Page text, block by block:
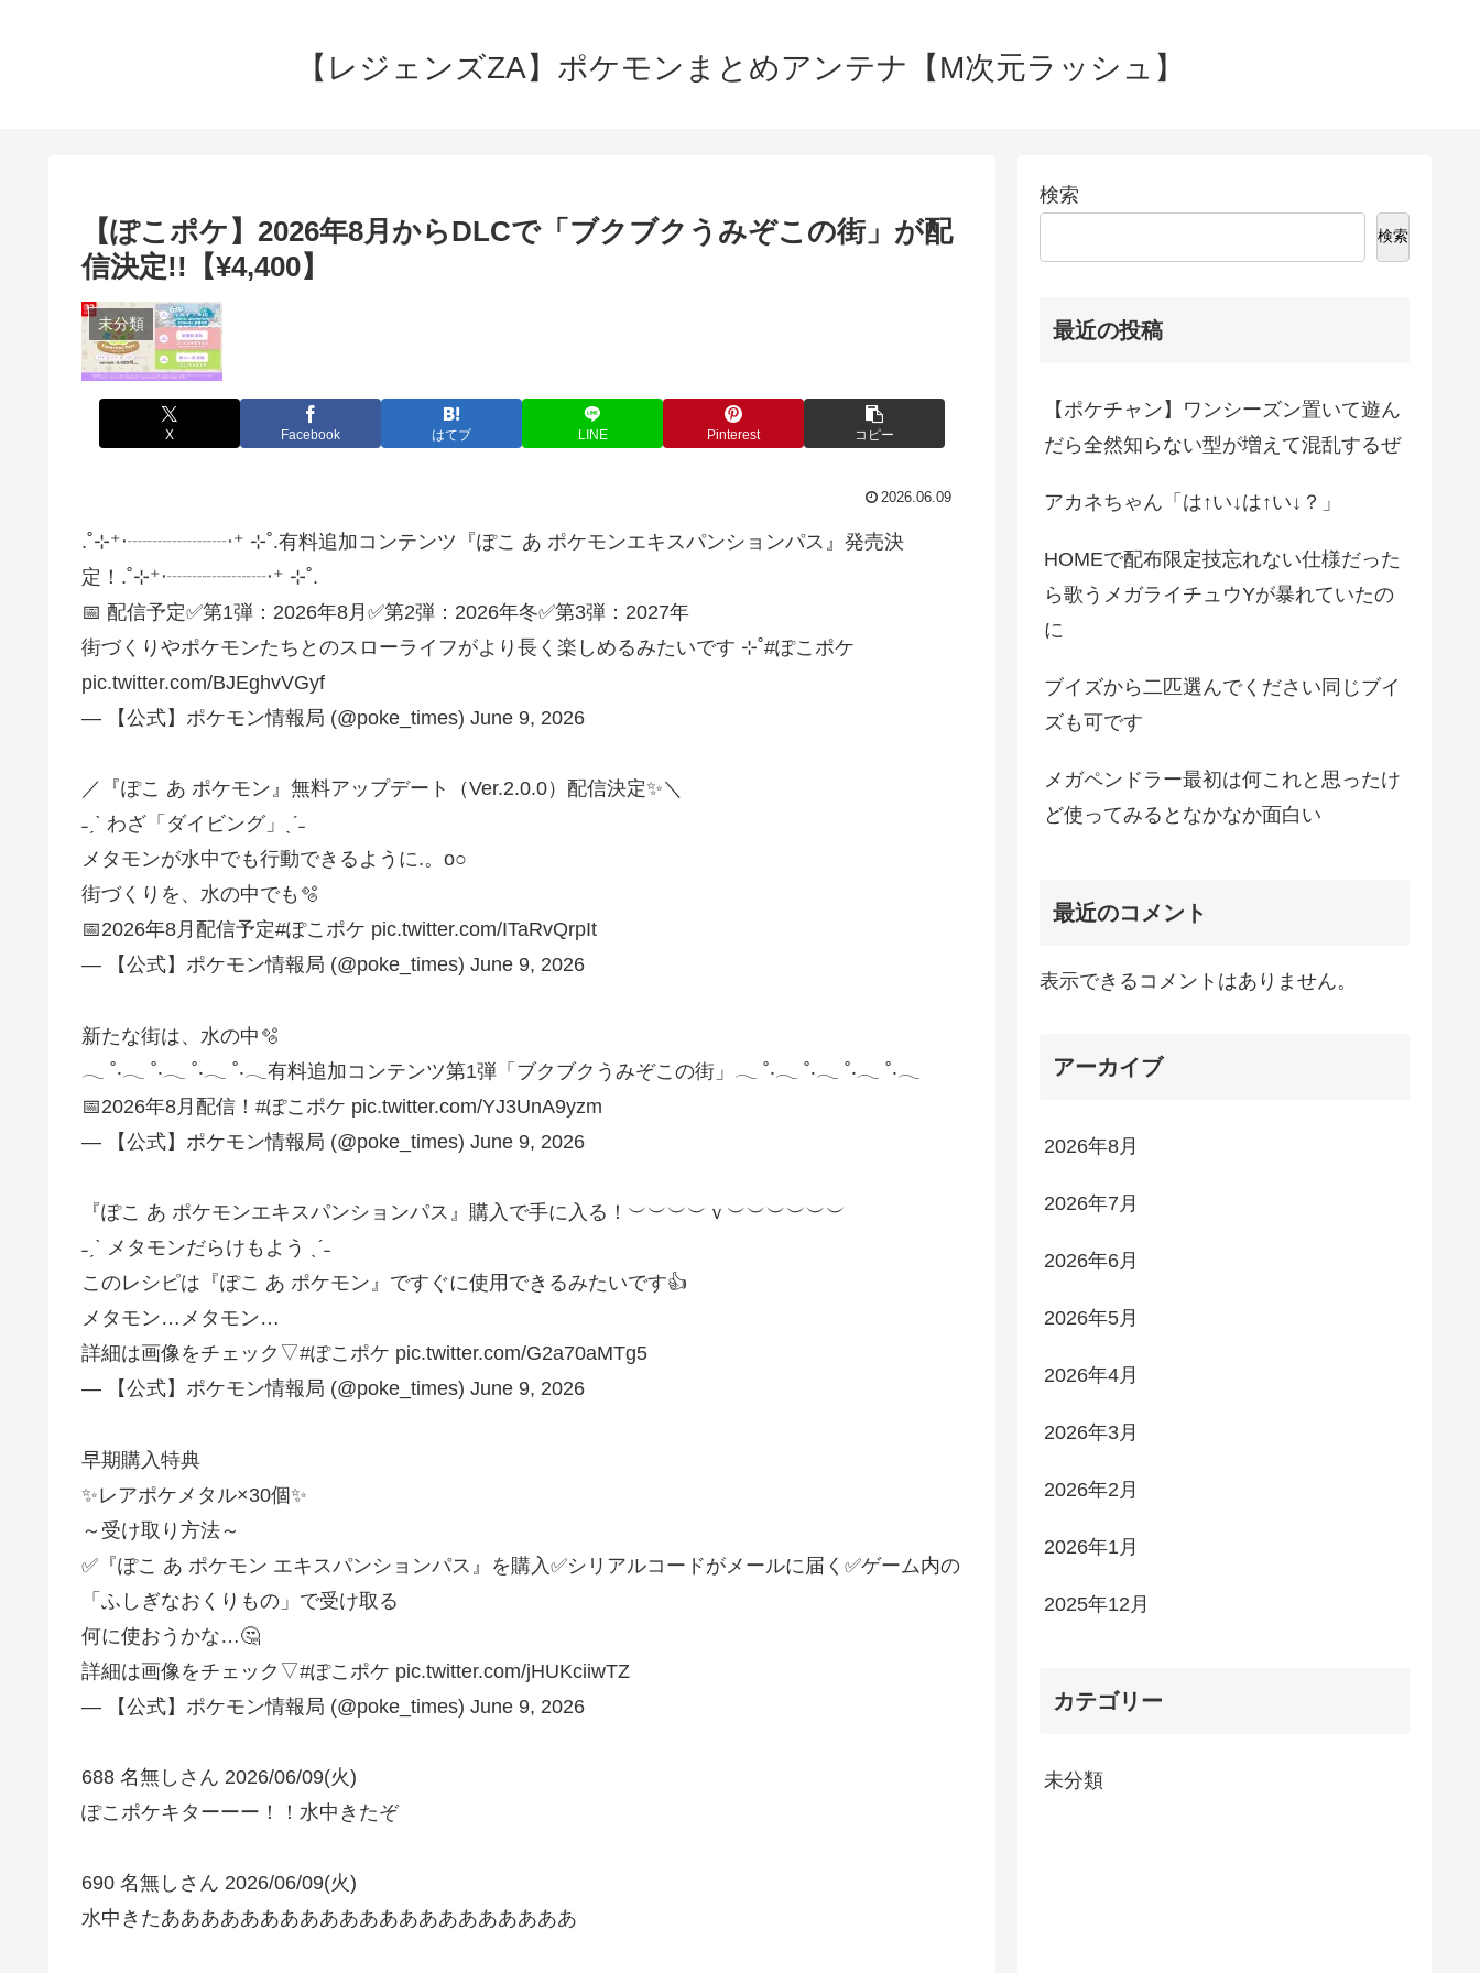
【レジェンズZA】ポケモンまとめアンテナ【M次元ラッシュ】
【ぽこポケ】2026年8月からDLCで「ブクブクうみぞこの街」が配
信決定!!【¥4,400】
未分類
X Facebook はてブ LINE Pinterest コピー
2026.06.09
.˚⊹⁺‧┈┈┈┈┈‧⁺ ⊹˚.有料追加コンテンツ『ぽこ あ ポケモンエキスパンションパス』発売決
定！.˚⊹⁺‧┈┈┈┈┈‧⁺ ⊹˚.
📅 配信予定✅第1弾：2026年8月✅第2弾：2026年冬✅第3弾：2027年
街づくりやポケモンたちとのスローライフがより長く楽しめるみたいです ⊹˚#ぽこポケ
pic.twitter.com/BJEghvVGyf
— 【公式】ポケモン情報局 (@poke_times) June 9, 2026
／『ぽこ あ ポケモン』無料アップデート（Ver.2.0.0）配信決定✨＼
˗ˏˋ わざ「ダイビング」ˎˊ˗
メタモンが水中でも行動できるように.。o○
街づくりを、水の中でも🫧
📅2026年8月配信予定#ぽこポケ pic.twitter.com/ITaRvQrpIt
— 【公式】ポケモン情報局 (@poke_times) June 9, 2026
新たな街は、水の中🫧
𓂃 ˚‧𓂃 ˚‧𓂃 ˚‧𓂃 ˚‧𓂃有料追加コンテンツ第1弾「ブクブクうみぞこの街」𓂃 ˚‧𓂃 ˚‧𓂃 ˚‧𓂃 ˚‧𓂃
📅2026年8月配信！#ぽこポケ pic.twitter.com/YJ3UnA9yzm
— 【公式】ポケモン情報局 (@poke_times) June 9, 2026
『ぽこ あ ポケモンエキスパンションパス』購入で手に入る！︶︶︶︶ｖ︶︶︶︶︶︶
˗ˏˋ メタモンだらけもよう ˎˊ˗
このレシピは『ぽこ あ ポケモン』ですぐに使用できるみたいです👍
メタモン…メタモン…
詳細は画像をチェック▽#ぽこポケ pic.twitter.com/G2a70aMTg5
— 【公式】ポケモン情報局 (@poke_times) June 9, 2026
早期購入特典
✨レアポケメタル×30個✨
～受け取り方法～
✅『ぽこ あ ポケモン エキスパンションパス』を購入✅シリアルコードがメールに届く✅ゲーム内の
「ふしぎなおくりもの」で受け取る
何に使おうかな…🤔
詳細は画像をチェック▽#ぽこポケ pic.twitter.com/jHUKciiwTZ
— 【公式】ポケモン情報局 (@poke_times) June 9, 2026
688 名無しさん 2026/06/09(火)
ぽこポケキターーー！！水中きたぞ
690 名無しさん 2026/06/09(火)
水中きたあああああああああああああああああああああ
検索
検索
最近の投稿
【ポケチャン】ワンシーズン置いて遊ん
だら全然知らない型が増えて混乱するぜ
アカネちゃん「は↑い↓は↑い↓？」
HOMEで配布限定技忘れない仕様だった
ら歌うメガライチュウYが暴れていたの
に
ブイズから二匹選んでください同じブイ
ズも可です
メガペンドラー最初は何これと思ったけ
ど使ってみるとなかなか面白い
最近のコメント
表示できるコメントはありません。
アーカイブ
2026年8月
2026年7月
2026年6月
2026年5月
2026年4月
2026年3月
2026年2月
2026年1月
2025年12月
カテゴリー
未分類